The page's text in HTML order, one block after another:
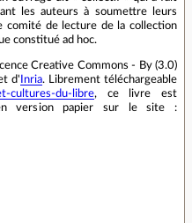
les auteurs à soumettre leurs
comité de lecture de la collection
constitué ad hoc.
Creative Commons - By (3.0)
d' Inria. Librement téléchargeable
cultures-du-libre, ce livre est
version papier sur le site :